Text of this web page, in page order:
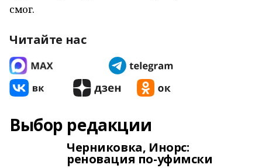
смог.
Читайте нас
Выбор редакции
Черниковка, Инорс:
реновация по-уфимски